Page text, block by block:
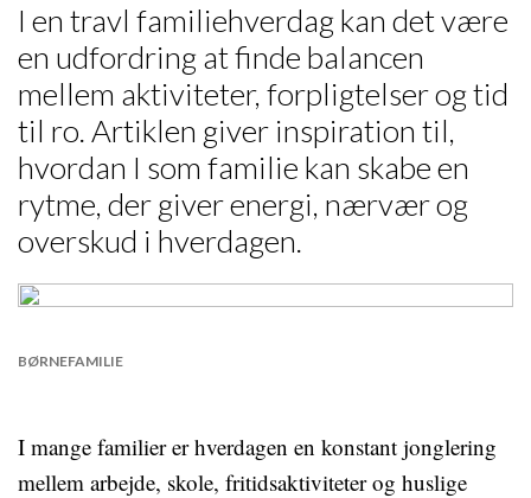
I en travl familiehverdag kan det være
en udfordring at finde balancen
mellem aktiviteter, forpligtelser og tid
til ro. Artiklen giver inspiration til,
hvordan I som familie kan skabe en
rytme, der giver energi, nærvær og
overskud i hverdagen.
BØRNEFAMILIE
I mange familier er hverdagen en konstant jonglering
mellem arbejde, skole, fritidsaktiviteter og huslige